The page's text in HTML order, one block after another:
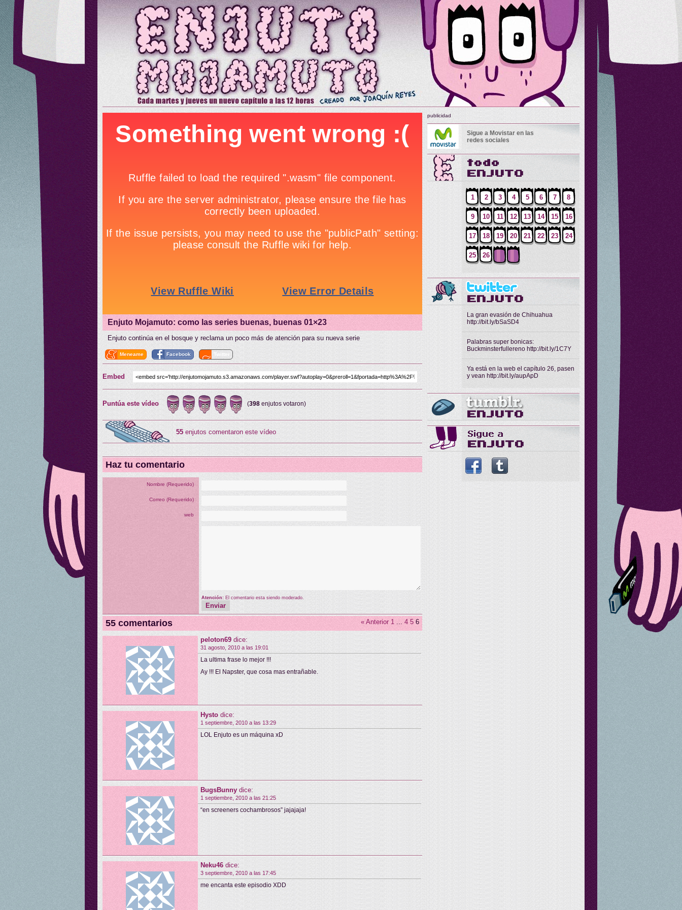
Enjuto Mojamuto: como las series buenas, buenas 01×23
Enjuto continúa en el bosque y reclama un poco más de atención para su nueva serie
Meneame Facebook Twitter
Embed
Puntúa este vídeo (398 enjutos votaron)
55 enjutos comentaron este vídeo
Haz tu comentario
Nombre (Requerido)
Correo (Requerido)
web
Atención: El comentario esta siendo moderado.
55 comentarios « Anterior 1 ... 4 5 6
peloton69 dice:
31 agosto, 2010 a las 19:01
La ultima frase lo mejor !!!
Ay !!! El Napster, que cosa mas entrañable.
Hysto dice:
1 septiembre, 2010 a las 13:29
LOL Enjuto es un máquina xD
BugsBunny dice:
1 septiembre, 2010 a las 21:25
“en screeners cochambrosos” jajajaja!
Neku46 dice:
3 septiembre, 2010 a las 17:45
me encanta este episodio XDD
publicidad
Sigue a Movistar en las
redes sociales
1 2 3 4 5 6 7 8
9 10 11 12 13 14 15 16
17 18 19 20 21 22 23 24
25 26
La gran evasión de Chihuahua
http://bit.ly/bSaSD4
Palabras super bonicas:
Buckminsterfullereno http://bit.ly/1C7Y
Ya está en la web el capítulo 26, pasen
y vean http://bit.ly/aupApD